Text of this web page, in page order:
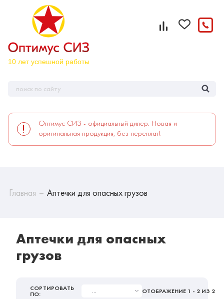
Оптимус СИЗ - официальный дилер. Новая и
оригинальная продукция, без переплат!
Главная Аптечки для опасных грузов
Аптечки для опасных
грузов
СОРТИРОВАТЬ
ПО: ... ОТОБРАЖЕНИЕ 1 - 2 ИЗ 2